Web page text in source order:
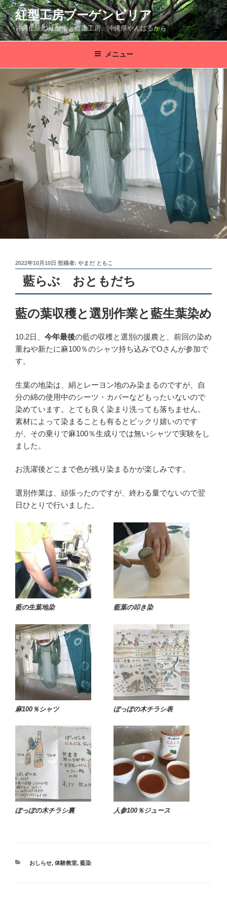
コ
ン
テ
ン
へ
紅型工房ブーゲンビリア
沖縄伝統の紅型染と藍染工房。沖縄県やんばるから
メニュー
投
2022年10月10日 投稿者: やまだ ともこ
藍らぶ おともだち
藍の葉収穫と選別作業と藍生葉染め
10.2日、 今年最後の藍の収穫と選別の援農と、前回の染め
重ねや新たに麻100％のシャツ持ち込みでOさんが参加で
す。
生葉の地染は、絹とレーヨン地のみ染まるのですが、自
分の綿の使用中のシーツ・カバーなどもったいないので
染めています。とても良く染まり洗っても落ちません。
素材によって染まることも有るとビックリ嬉いのです
が、その乗りで麻100％生成りでは無いシャツで実験をし
ました。
お洗濯後どこまで色が残り染まるかが楽しみです。
選別作業は、頑張ったのですが、終わる量でないので翌
日ひとりで行いました。
藍の生葉地染 藍葉の叩き染
麻100％シャツ ぽっぽの木チラシ表
ぽっぽの木チラシ裏 人参100％ジュース
カ
おしらせ, 体験教室, 藍染